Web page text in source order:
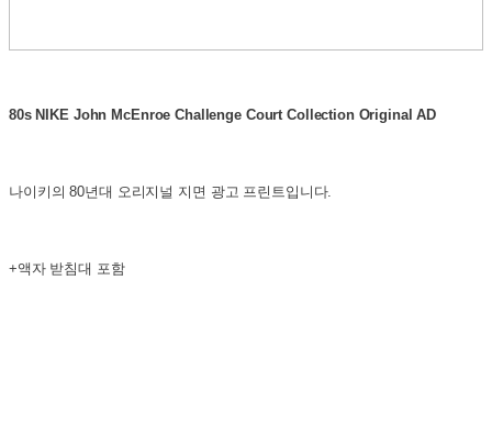
80s NIKE John McEnroe Challenge Court Collection Original AD
나이키의 80년대 오리지널 지면 광고 프린트입니다.
+액자 받침대 포함